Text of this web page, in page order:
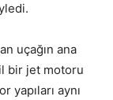
uçağın ana
bir jet motoru
yapıları aynı